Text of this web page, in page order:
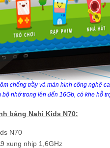
chống trầy và màn hình công nghệ
bộ nhớ trong lên đến 16Gb, có khe hỗ
bảng Nahi Kids N70:
N70
xung nhịp 1,6GHz